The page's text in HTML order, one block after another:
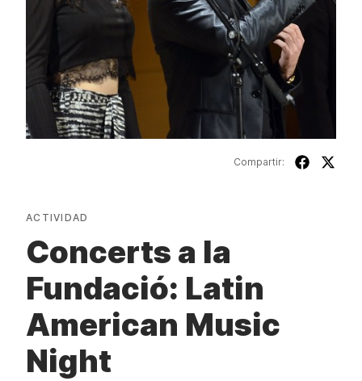
Compartir:
ACTIVIDAD
Concerts a la
Fundació: Latin
American Music
Night